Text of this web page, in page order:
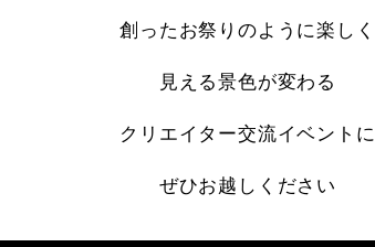
創ったお祭りのように楽しく
見える景色が変わる
クリエイター交流イベントに
ぜひお越しください